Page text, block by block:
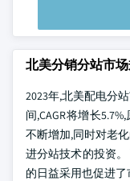
北美分销分站市
2023年,北美配电分
间,CAGR将增长
不断增加,同时对老
进分站技术的投资
的日益采用也促进